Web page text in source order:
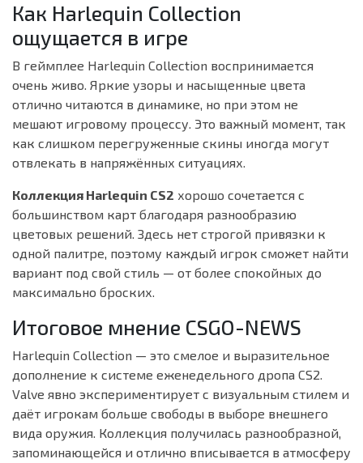
Как Harlequin Collection
ощущается в игре
В геймплее Harlequin Collection воспринимается
очень живо. Яркие узоры и насыщенные цвета
отлично читаются в динамике, но при этом не
мешают игровому процессу. Это важный момент, так
как слишком перегруженные скины иногда могут
отвлекать в напряжённых ситуациях.
Коллекция Harlequin CS2 хорошо сочетается с
большинством карт благодаря разнообразию
цветовых решений. Здесь нет строгой привязки к
одной палитре, поэтому каждый игрок сможет найти
вариант под свой стиль — от более спокойных до
максимально броских.
Итоговое мнение CSGO-NEWS
Harlequin Collection — это смелое и выразительное
дополнение к системе еженедельного дропа CS2.
Valve явно экспериментирует с визуальным стилем и
даёт игрокам больше свободы в выборе внешнего
вида оружия. Коллекция получилась разнообразной,
запоминающейся и отлично вписывается в атмосферу